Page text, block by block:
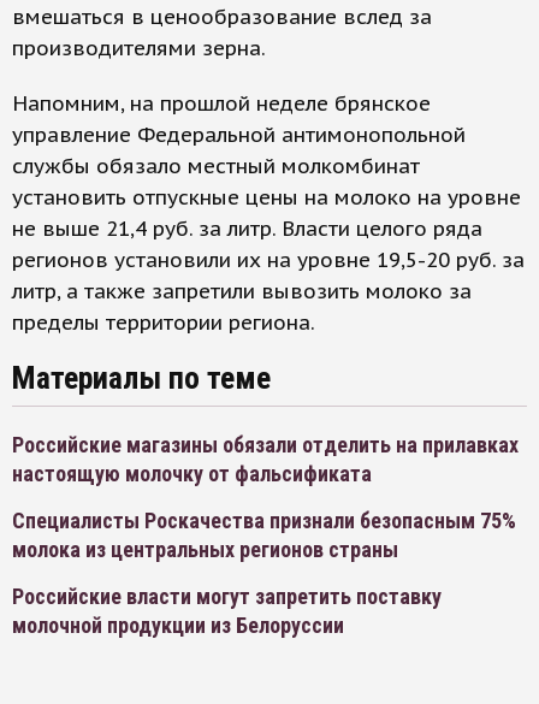
вмешаться в ценообразование вслед за
производителями зерна.
Напомним, на прошлой неделе брянское
управление Федеральной антимонопольной
службы обязало местный молкомбинат
установить отпускные цены на молоко на уровне
не выше 21,4 руб. за литр. Власти целого ряда
регионов установили их на уровне 19,5-20 руб. за
литр, а также запретили вывозить молоко за
пределы территории региона.
Материалы по теме
Российские магазины обязали отделить на прилавках
настоящую молочку от фальсификата
Специалисты Роскачества признали безопасным 75%
молока из центральных регионов страны
Российские власти могут запретить поставку
молочной продукции из Белоруссии